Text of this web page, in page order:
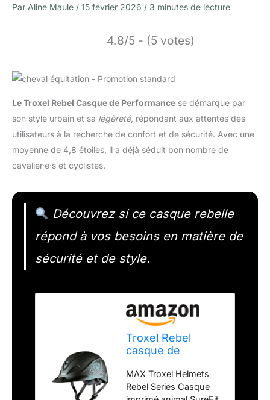
Par Aline Maule / 15 février 2026 / 3 minutes de lecture
4.8/5 - (5 votes)
Le Troxel Rebel Casque de Performance se démarque par
son style urbain et sa légèreté, répondant aux attentes des
utilisateurs à la recherche de confort et de sécurité. Avec une
moyenne de 4,8 étoiles, il a déjà séduit bon nombre de
cavalier·e·s et cyclistes.
Découvrez si ce casque rebelle
répond à vos besoins en matière de
sécurité et de style.
Troxel Rebel
casque de
femme, Turquoise
Rose
MAX Troxel Helmets
Rebel Series Casque